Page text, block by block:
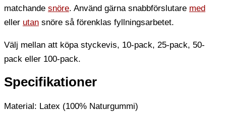
matchande snöre. Använd gärna snabbförslutare med
eller utan snöre så förenklas fyllningsarbetet.
Välj mellan att köpa styckevis, 10-pack, 25-pack, 50-
pack eller 100-pack.
Specifikationer
Material: Latex (100% Naturgummi)